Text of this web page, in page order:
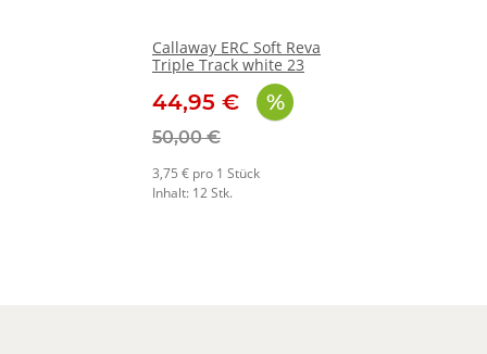
Callaway ERC Soft Reva
Triple Track white 23
44,95 €
50,00 €
3,75 € pro 1 Stück
Inhalt: 12 Stk.